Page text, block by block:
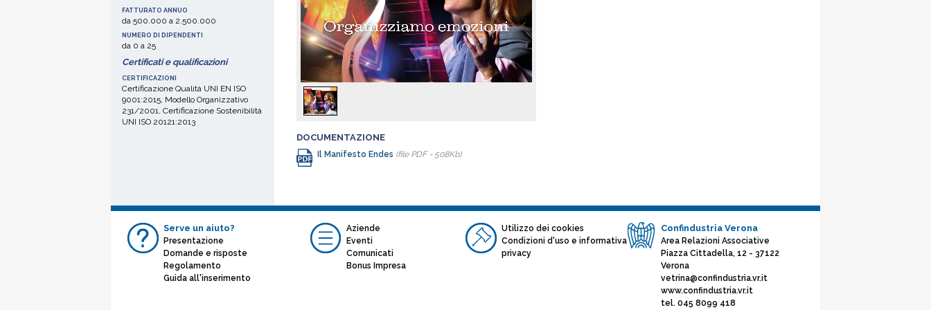
FATTURATO ANNUO
da 500.000 a 2.500.000
NUMERO DI DIPENDENTI
da 0 a 25
Certificati e qualificazioni
CERTIFICAZIONI
Certificazione Qualità UNI EN ISO
9001:2015, Modello Organizzativo
231/2001, Certificazione Sostenibilità
UNI ISO 20121:2013
frequenti.
Grandi realtà industriali, enti istituzionali italiani ed esteri,
gruppi bancari ed assicurativi, Università e istituti culturali sono
i Clienti che più frequentemente ENDES annovera nel suo
portfolio.
DOCUMENTAZIONE
Il Manifesto Endes (file PDF - 508Kb)
Serve un aiuto?
Presentazione
Domande e risposte
Regolamento
Guida all'inserimento
Aziende
Eventi
Comunicati
Bonus Impresa
Utilizzo dei cookies
Condizioni d'uso e informativa
privacy
Confindustria Verona
Area Relazioni Associative
Piazza Cittadella, 12 - 37122
Verona
vetrina@confindustria.vr.it
www.confindustria.vr.it
tel. 045 8099 418